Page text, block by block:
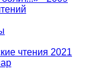
чтения 2021